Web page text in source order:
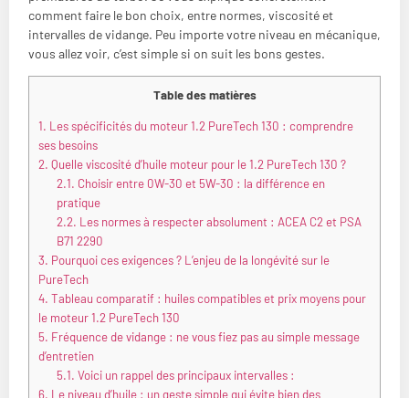
comment faire le bon choix, entre normes, viscosité et
intervalles de vidange. Peu importe votre niveau en mécanique,
vous allez voir, c’est simple si on suit les bons gestes.
Table des matières
1. Les spécificités du moteur 1.2 PureTech 130 : comprendre
ses besoins
2. Quelle viscosité d’huile moteur pour le 1.2 PureTech 130 ?
2.1. Choisir entre 0W-30 et 5W-30 : la différence en
pratique
2.2. Les normes à respecter absolument : ACEA C2 et PSA
B71 2290
3. Pourquoi ces exigences ? L’enjeu de la longévité sur le
PureTech
4. Tableau comparatif : huiles compatibles et prix moyens pour
le moteur 1.2 PureTech 130
5. Fréquence de vidange : ne vous fiez pas au simple message
d’entretien
5.1. Voici un rappel des principaux intervalles :
6. Le niveau d’huile : un geste simple qui évite bien des